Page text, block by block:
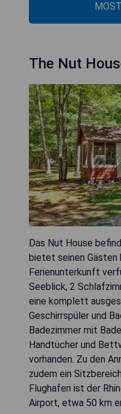
The Nut
Das Nut House
bietet seinen Gästen
Ferienunterkunft
Seeblick, 2
eine komplett
Geschirrspüler und
Badezimmer mit
Handtücher und
vorhanden. Zu den
zudem ein
Flughafen ist der
Airport, etwa 50 km